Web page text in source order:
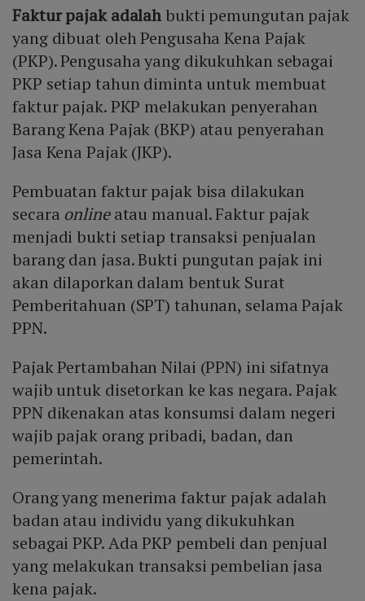
Faktur pajak adalahbukti pemungutan pajak
yang dibuat oleh Pengusaha Kena Pajak
(PKP). Pengusaha yang dikukuhkan sebagai
PKP setiap tahun diminta untuk membuat
faktur pajak. PKP melakukan penyerahan
Barang Kena Pajak (BKP) atau penyerahan
Jasa Kena Pajak (JKP).
Pembuatan faktur pajak bisa dilakukan
secara onlineatau manual. Faktur pajak
menjadi bukti setiap transaksi penjualan
barang dan jasa. Bukti pungutan pajak ini
akan dilaporkan dalam bentuk Surat
Pemberitahuan (SPT) tahunan, selama Pajak
PPN.
Pajak Pertambahan Nilai (PPN) ini sifatnya
wajib untuk disetorkan ke kas negara. Pajak
PPN dikenakan atas konsumsi dalam negeri
wajib pajak orang pribadi, badan, dan
pemerintah.
Orang yang menerima faktur pajak adalah
badan atau individu yang dikukuhkan
sebagai PKP. Ada PKP pembeli dan penjual
yang melakukan transaksi pembelian jasa
kena pajak.